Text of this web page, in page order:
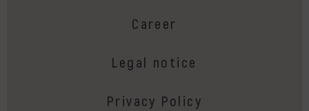
Career
Legal notice
Privacy Policy